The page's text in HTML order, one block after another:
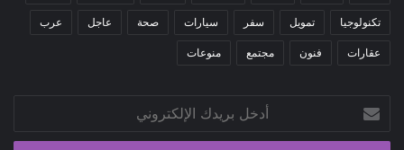
تكنولوجيا تمويل سفر سيارات صحة عاجل عرب
عقارات فنون مجتمع منوعات
بريدك
الإلكتروني